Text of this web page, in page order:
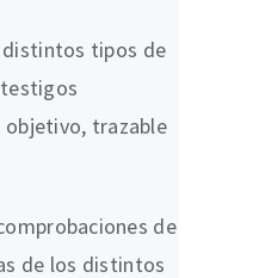
distintos tipos de
objetivo, trazable
de
de los distintos